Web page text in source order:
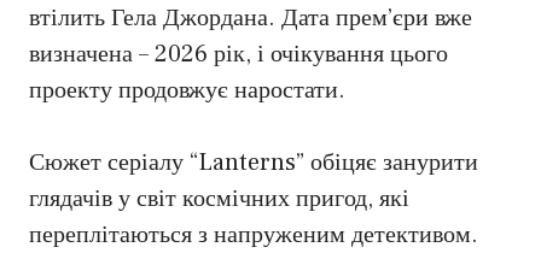
втілить Гела Джордана. Дата прем’єри вже
визначена – 2026 рік, і очікування цього
проекту продовжує наростати.
Сюжет серіалу “Lanterns” обіцяє занурити
глядачів у світ космічних пригод, які
переплітаються з напруженим детективом.